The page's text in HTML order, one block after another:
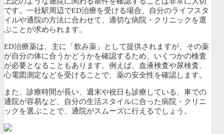
です。一社駅周辺でED治療を受ける場合、自分のライフスタ
イルや通院の方法に合わせて、適切な病院・クリニックを選
ぶことが求められます。
ED治療薬は、主に「飲み薬」として提供されますが、その薬
が自分の体に合うかどうかを確認するため、いくつかの検査
が必要となることもあります。例えば、血液検査や尿検査、
心電図測定などを受けることで、薬の安全性を確認します。
また、診療時間が長い、週末や祝日も診療している、車での
通院が容易など、自分の生活スタイルに合った病院・クリニ
ックを選ぶことで、通院がスムーズに行えるでしょう。